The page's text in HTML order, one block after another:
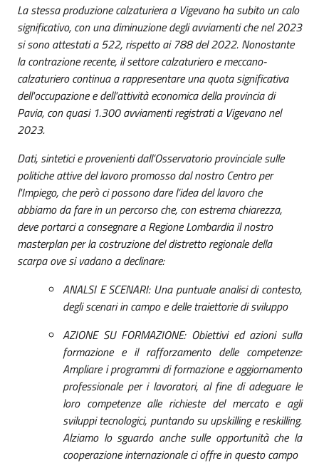
La stessa produzione calzaturiera a Vigevano ha subito un calo
significativo, con una diminuzione degli avviamenti che nel 2023
si sono attestati a 522, rispetto ai 788 del 2022. Nonostante
la contrazione recente, il settore calzaturiero e meccano-
calzaturiero continua a rappresentare una quota significativa
dell'occupazione e dell'attività economica della provincia di
Pavia, con quasi 1.300 avviamenti registrati a Vigevano nel
2023.
Dati, sintetici e provenienti dall’Osservatorio provinciale sulle
politiche attive del lavoro promosso dal nostro Centro per
l'Impiego, che però ci possono dare l’idea del lavoro che
abbiamo da fare in un percorso che, con estrema chiarezza,
deve portarci a consegnare a Regione Lombardia il nostro
masterplan per la costruzione del distretto regionale della
scarpa ove si vadano a declinare:
ANALSI E SCENARI: Una puntuale analisi di contesto,
degli scenari in campo e delle traiettorie di sviluppo
AZIONE SU FORMAZIONE: Obiettivi ed azioni sulla
formazione e il rafforzamento delle competenze:
Ampliare i programmi di formazione e aggiornamento
professionale per i lavoratori, al fine di adeguare le
loro competenze alle richieste del mercato e agli
sviluppi tecnologici, puntando su upskilling e reskilling.
Alziamo lo sguardo anche sulle opportunità che la
cooperazione internazionale ci offre in questo campo